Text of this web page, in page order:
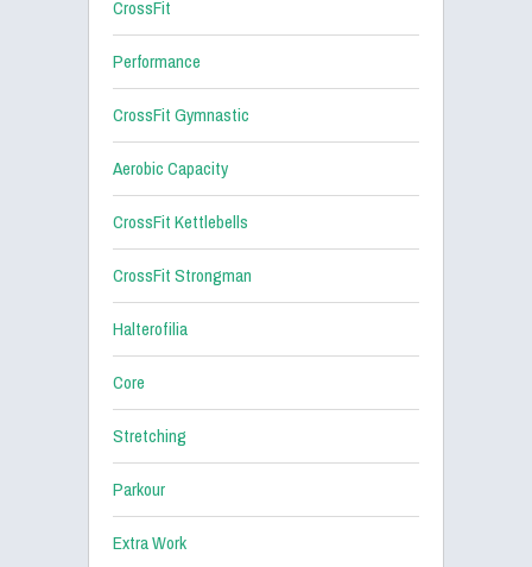
CrossFit
Performance
CrossFit Gymnastic
Aerobic Capacity
CrossFit Kettlebells
CrossFit Strongman
Halterofilia
Core
Stretching
Parkour
Extra Work